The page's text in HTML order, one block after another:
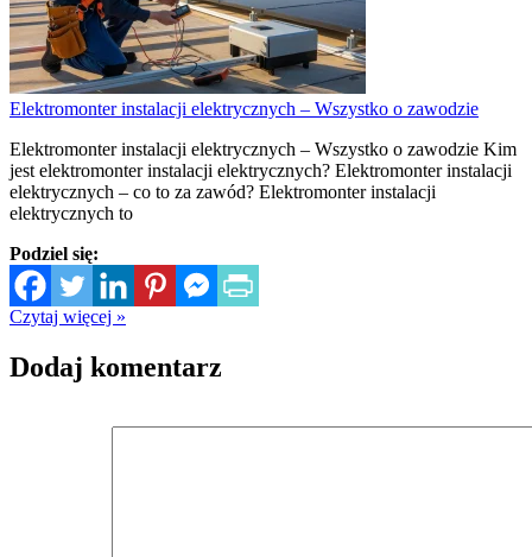
Elektromonter instalacji elektrycznych – Wszystko o zawodzie
Elektromonter instalacji elektrycznych – Wszystko o zawodzie Kim
jest elektromonter instalacji elektrycznych? Elektromonter instalacji
elektrycznych – co to za zawód? Elektromonter instalacji
elektrycznych to
Podziel się:
Czytaj więcej »
Dodaj komentarz